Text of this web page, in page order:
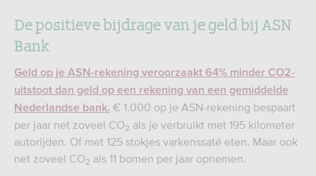
De positieve bijdrage van je geld bij ASN
Bank
Geld op je ASN-rekening veroorzaakt 64% minder CO2-
uitstoot dan geld op een rekening van een gemiddelde
Nederlandse bank. € 1.000 op je ASN-rekening bespaart
per jaar net zoveel CO2 als je verbruikt met 195 kilometer
autorijden. Of met 125 stokjes varkenssaté eten. Maar ook
net zoveel CO2 als 11 bomen per jaar opnemen.